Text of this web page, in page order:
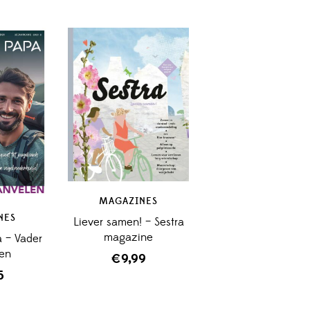
Vader
MAGAZINES
Liever samen! – Sestra
magazine
€9,99